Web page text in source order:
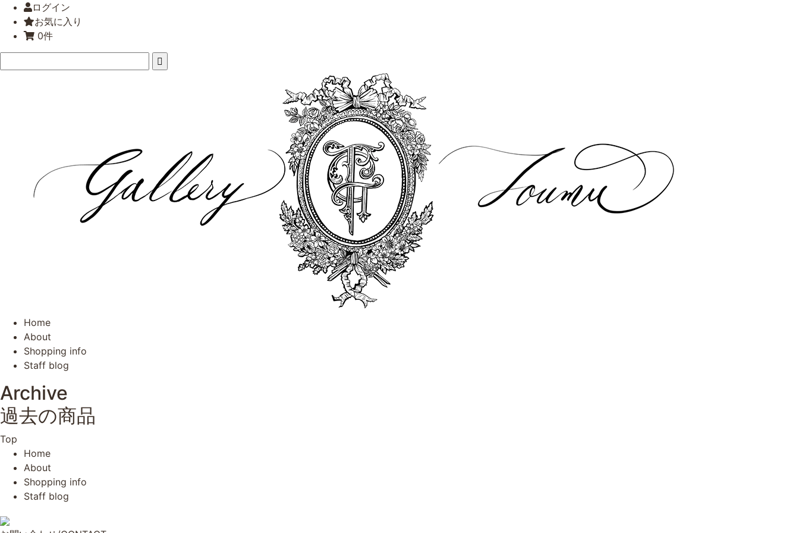
ログイン
お気に入り
0件
Home
About
Shopping info
Staff blog
Archive
過去の商品
Top
Home
About
Shopping info
Staff blog